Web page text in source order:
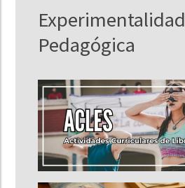
Experimentalidad
Pedagógica